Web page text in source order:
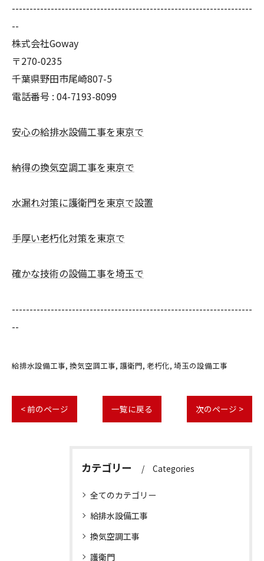
--------------------------------------------------------------------
--
株式会社Goway
〒270-0235
千葉県野田市尾崎807-5
電話番号 : 04-7193-8099
安心の給排水設備工事を東京で
納得の換気空調工事を東京で
水漏れ対策に護衛門を東京で設置
手厚い老朽化対策を東京で
確かな技術の設備工事を埼玉で
--------------------------------------------------------------------
--
給排水設備工事 換気空調工事 護衛門 老朽化 埼玉の設備工事
< 前のページ 一覧に戻る 次のページ >
カテゴリー Categories
全てのカテゴリー
給排水設備工事
換気空調工事
護衛門